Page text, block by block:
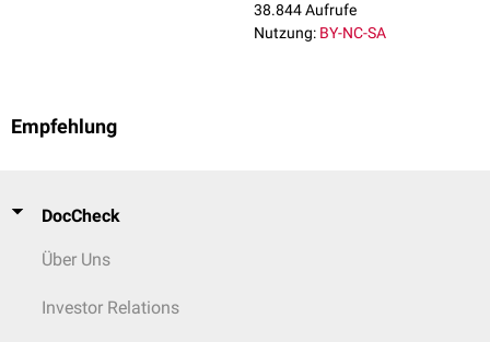
38.844 Aufrufe
Nutzung: BY-NC-SA
Empfehlung
DocCheck
Über Uns
Investor Relations